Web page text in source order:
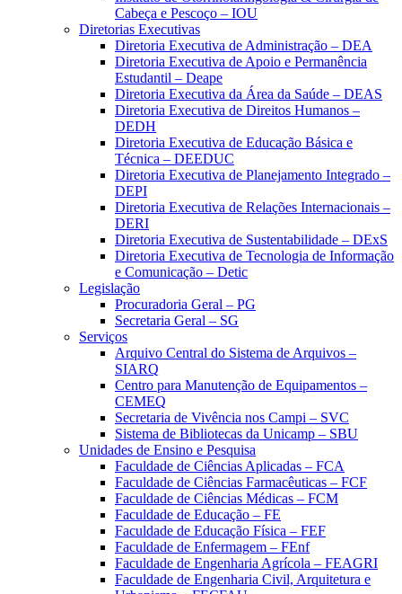
Cabeça e Pescoço – IOU
Diretorias Executivas
Diretoria Executiva de Administração – DEA
Diretoria Executiva de Apoio e Permanência
Estudantil – Deape
Diretoria Executiva da Área da Saúde – DEAS
Diretoria Executiva de Direitos Humanos –
DEDH
Diretoria Executiva de Educação Básica e
Técnica – DEEDUC
Diretoria Executiva de Planejamento Integrado –
DEPI
Diretoria Executiva de Relações Internacionais –
DERI
Diretoria Executiva de Sustentabilidade – DExS
Diretoria Executiva de Tecnologia de Informação
e Comunicação – Detic
Legislação
Procuradoria Geral – PG
Secretaria Geral – SG
Serviços
Arquivo Central do Sistema de Arquivos –
SIARQ
Centro para Manutenção de Equipamentos –
CEMEQ
Secretaria de Vivência nos Campi – SVC
Sistema de Bibliotecas da Unicamp – SBU
Unidades de Ensino e Pesquisa
Faculdade de Ciências Aplicadas – FCA
Faculdade de Ciências Farmacêuticas – FCF
Faculdade de Ciências Médicas – FCM
Faculdade de Educação – FE
Faculdade de Educação Física – FEF
Faculdade de Enfermagem – FEnf
Faculdade de Engenharia Agrícola – FEAGRI
Faculdade de Engenharia Civil, Arquitetura e